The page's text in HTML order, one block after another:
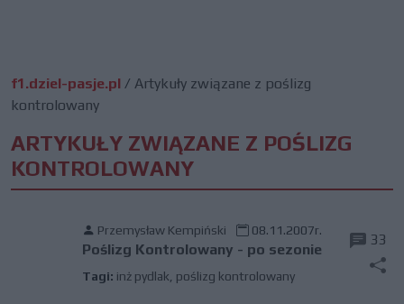
f1.dziel-pasje.pl / Artykuły związane z poślizg
kontrolowany
ARTYKUŁY ZWIĄZANE Z POŚLIZG
KONTROLOWANY
Przemysław Kempiński 08.11.2007r.
Poślizg Kontrolowany - po sezonie
Tagi: inż pydlak poślizg kontrolowany
33